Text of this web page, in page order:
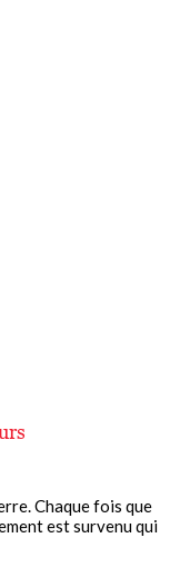
Chaque fois que
est survenu qui